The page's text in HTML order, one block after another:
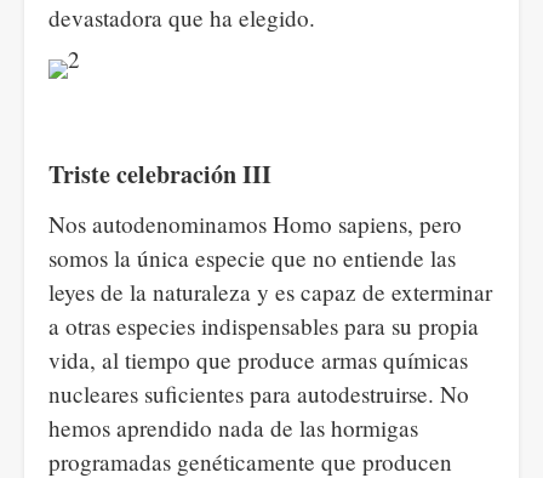
devastadora que ha elegido.
Triste celebración III
Nos autodenominamos Homo sapiens, pero
somos la única especie que no entiende las
leyes de la naturaleza y es capaz de exterminar
a otras especies indispensables para su propia
vida, al tiempo que produce armas químicas
nucleares suficientes para autodestruirse. No
hemos aprendido nada de las hormigas
programadas genéticamente que producen